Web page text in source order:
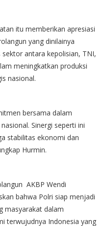
itu memberikan apresiasi
yang dinilainya
antara kepolisian, TNI,
meningkatkan produksi
nasional.
bersama dalam
Sinergi seperti ini
stabilitas ekonomi dan
Hurmin.
AKBP Wendi
bahwa Polri siap menjadi
masyarakat dalam
terwujudnya Indonesia yang